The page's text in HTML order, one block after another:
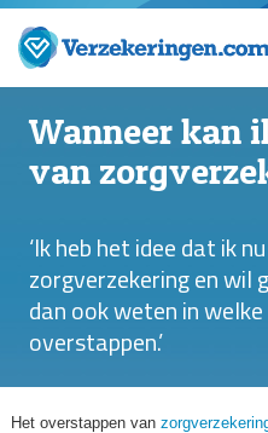
Wanneer kan
van
‘Ik heb het idee dat ik
zorgverzekering en wil
dan ook weten in
overstappen.’
Het overstappen van